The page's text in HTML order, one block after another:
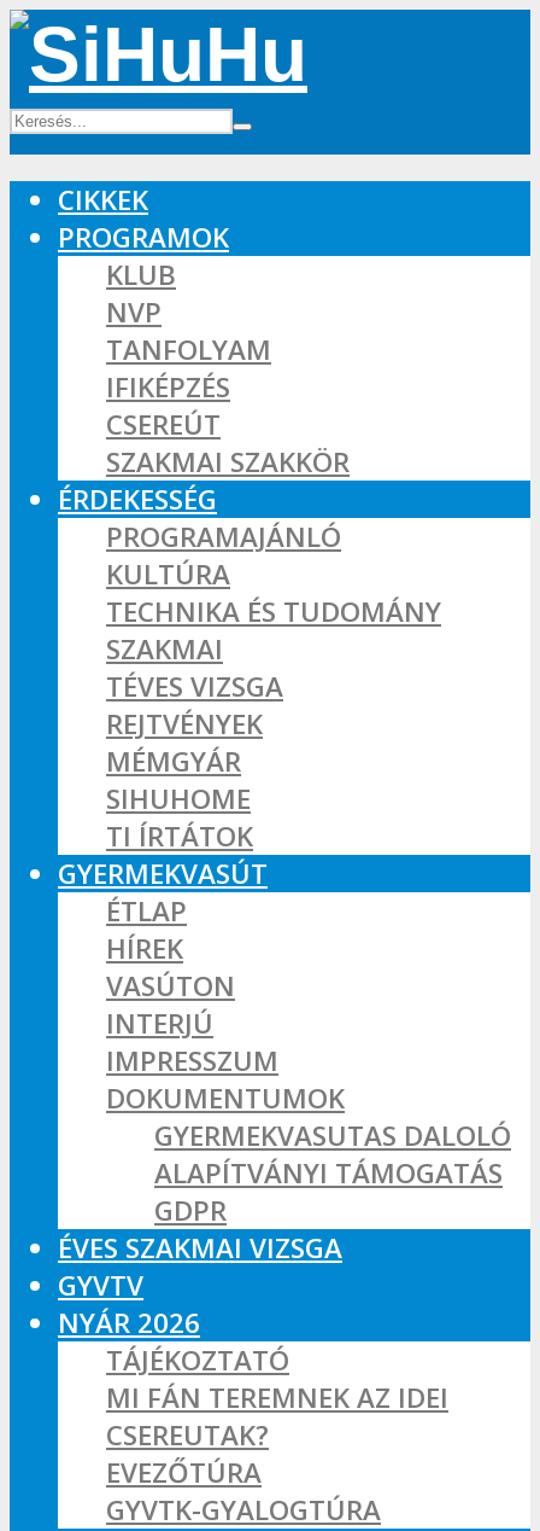
CIKKEK
PROGRAMOK
KLUB
NVP
TANFOLYAM
IFIKÉPZÉS
CSEREÚT
SZAKMAI SZAKKÖR
ÉRDEKESSÉG
PROGRAMAJÁNLÓ
KULTÚRA
TECHNIKA ÉS TUDOMÁNY
SZAKMAI
TÉVES VIZSGA
REJTVÉNYEK
MÉMGYÁR
SIHUHOME
TI ÍRTÁTOK
GYERMEKVASÚT
ÉTLAP
HÍREK
VASÚTON
INTERJÚ
IMPRESSZUM
DOKUMENTUMOK
GYERMEKVASUTAS DALOLÓ
ALAPÍTVÁNYI TÁMOGATÁS
GDPR
ÉVES SZAKMAI VIZSGA
GYVTV
NYÁR 2026
TÁJÉKOZTATÓ
MI FÁN TEREMNEK AZ IDEI
CSEREUTAK?
EVEZŐTÚRA
GYVTK-GYALOGTÚRA